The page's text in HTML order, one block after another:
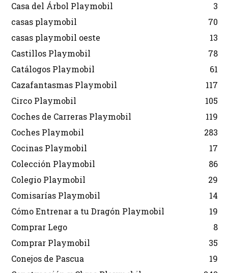
Casa del Árbol Playmobil
3
casas playmobil
70
casas playmobil oeste
13
Castillos Playmobil
78
Catálogos Playmobil
61
Cazafantasmas Playmobil
117
Circo Playmobil
105
Coches de Carreras Playmobil
119
Coches Playmobil
283
Cocinas Playmobil
17
Colección Playmobil
86
Colegio Playmobil
29
Comisarías Playmobil
14
Cómo Entrenar a tu Dragón Playmobil
19
Comprar Lego
8
Comprar Playmobil
35
Conejos de Pascua
19